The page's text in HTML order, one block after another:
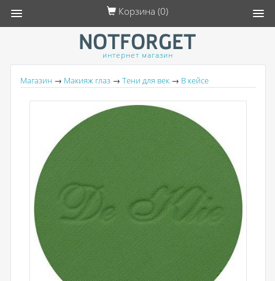
интернет магазин
Магазин → Макияж глаз → Тени для век → В кейсе
Корзина (0)